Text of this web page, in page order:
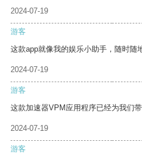
2024-07-19
游客
这款app就像我的娱乐小助手，随时随
2024-07-19
游客
这款加速器VPM应用程序已经为我们
2024-07-19
游客